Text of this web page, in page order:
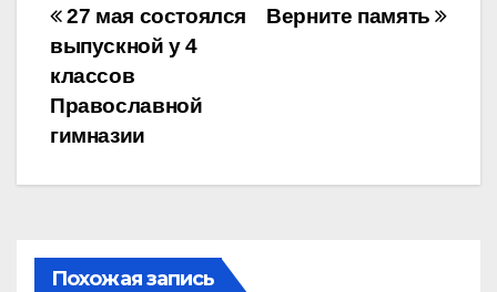
Навигация
по
записям
Верните память
27 мая состоялся
выпускной у 4
классов
Православной
гимназии
Похожая запись